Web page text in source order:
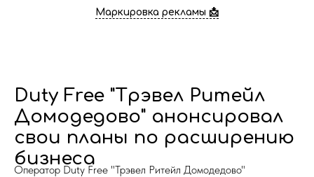
Маркировка рекламы 📩
Duty Free "Трэвел Ритейл
Домодедово" анонсировал
свои планы по расширению
бизнеса
Оператор Duty Free "Трэвел Ритейл Домодедово"